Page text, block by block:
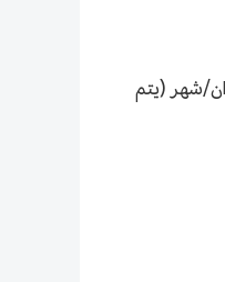
طلاب الماجستير والطلاب الزائرون العاديون: 3000 يوان/شهر؛ طلاب الدكتوراه والطلاب الزائرين ذوي المستوى المتقدم: 3500 يوان/شهر (يتم